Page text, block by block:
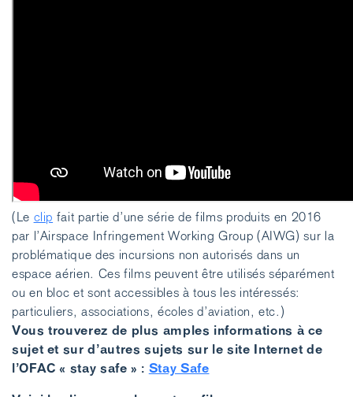
(Le clip fait partie d’une série de films produits en 2016
par l’Airspace Infringement Working Group (AIWG) sur la
problématique des incursions non autorisés dans un
espace aérien. Ces films peuvent être utilisés séparément
ou en bloc et sont accessibles à tous les intéressés:
particuliers, associations, écoles d’aviation, etc.)
Vous trouverez de plus amples informations à ce
sujet et sur d’autres sujets sur le site Internet de
l’OFAC « stay safe » : Stay Safe